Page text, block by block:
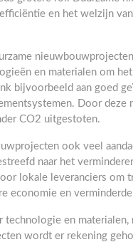
en het welzijn
en materialen om
bijvoorbeeld aan goed
Door deze
CO2 uitgestoten.
ook veel
naar het
lokale leveranciers om
economie en
technologie en
wordt er rekening